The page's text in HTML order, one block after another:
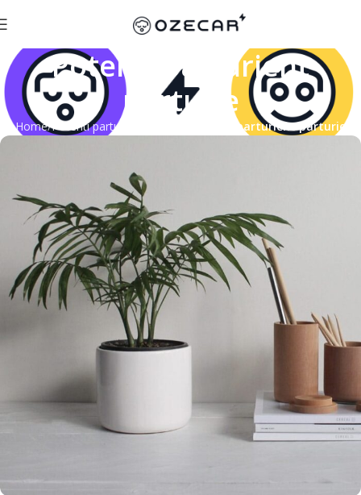
Potenti parturient
parturie
Home Potenti parturient parturie Potenti parturient parturie